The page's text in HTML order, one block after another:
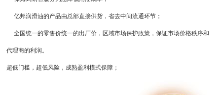
亿邦润滑油的产品由总部直接供货，省去中间流通环节；
全国统一的零售价统一的出厂价，区域市场保护政策，保证市场价格秩序和
代理商的利润。
超低门槛，超低风险，成熟盈利模式保障；